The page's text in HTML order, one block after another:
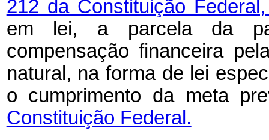
212 da Constituição
em lei, a parcela da
compensação financeira
natural, na forma de lei
o cumprimento da meta
Constituição Federal.